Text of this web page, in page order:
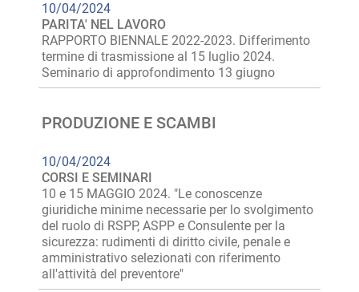
10/04/2024
PARITA' NEL LAVORO
RAPPORTO BIENNALE 2022-2023. Differimento
termine di trasmissione al 15 luglio 2024.
Seminario di approfondimento 13 giugno
PRODUZIONE E SCAMBI
10/04/2024
CORSI E SEMINARI
10 e 15 MAGGIO 2024. "Le conoscenze
giuridiche minime necessarie per lo svolgimento
del ruolo di RSPP, ASPP e Consulente per la
sicurezza: rudimenti di diritto civile, penale e
amministrativo selezionati con riferimento
all'attività del preventore"